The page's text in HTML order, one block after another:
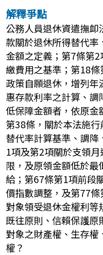
解釋爭點
公務人員退休資遣撫
款關於退休所得替代
金額之定義；第7條第
繳費用之基準；第18
政策自願退休，增列
惠存款利率之計算、
低保障金額者，依原
第38條，關於本法施
替代率計算基準、調
1項及第2項關於支領
限，及原領金額低於
給；第67條第1項前段
價指數調整，及第77
對象領受退休金權利等
既往原則、信賴保護
對象之財產權、生存權
權？